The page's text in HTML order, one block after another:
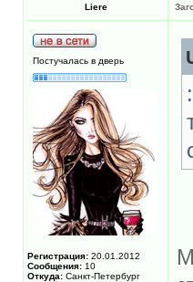
Liere
Постучалась в дверь
Регистрация: 20.01.2012
Сообщения: 10
Откуда: Санкт-Петербург